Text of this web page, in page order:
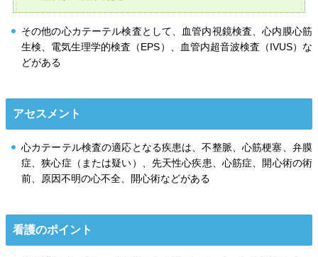
その他の心カテーテル検査として、血管内視鏡検査、心内膜心筋
生検、電気生理学的検査（EPS）、血管内超音波検査（IVUS）な
どがある
アセスメント
心カテーテル検査の適応となる疾患は、不整脈、心筋梗塞、弁膜
症、狭心症（または疑い）、先天性心疾患、心筋症、開心術の術
前、原因不明の心不全、開心術などがある
看護のポイント